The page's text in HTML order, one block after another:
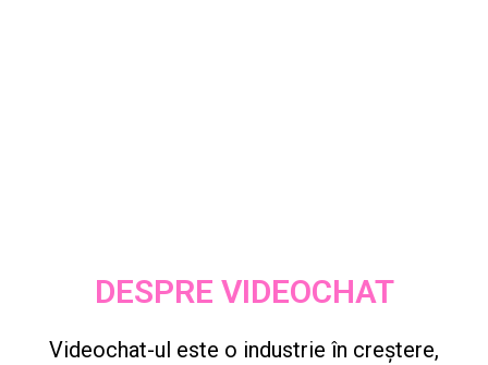
DESPRE VIDEOCHAT
Videochat-ul este o industrie în creștere,